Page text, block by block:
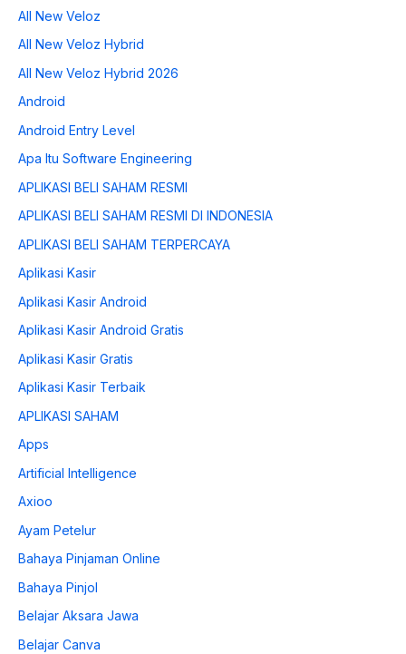
All New Veloz
All New Veloz Hybrid
All New Veloz Hybrid 2026
Android
Android Entry Level
Apa Itu Software Engineering
APLIKASI BELI SAHAM RESMI
APLIKASI BELI SAHAM RESMI DI INDONESIA
APLIKASI BELI SAHAM TERPERCAYA
Aplikasi Kasir
Aplikasi Kasir Android
Aplikasi Kasir Android Gratis
Aplikasi Kasir Gratis
Aplikasi Kasir Terbaik
APLIKASI SAHAM
Apps
Artificial Intelligence
Axioo
Ayam Petelur
Bahaya Pinjaman Online
Bahaya Pinjol
Belajar Aksara Jawa
Belajar Canva